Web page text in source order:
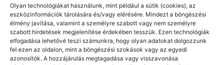
Olyan technológiákat használunk, mint például a sütik (cookies), az
eszközinformációk tárolására és/vagy elérésére. Mindezt a böngészési
élmény javítása, valamint a személyre szabott vagy nem személyre
szabott hirdetések megjelenítése érdekében tesszük. Ezen technológiák
elfogadása lehetővé teszi számunkra, hogy olyan adatokat dolgozzunk
fel ezen az oldalon, mint a böngészési szokások vagy az egyedi
azonosítók. A hozzájárulás megtagadása vagy visszavonása
Sok éve a szegedi piac meghatározó szereplői vagyunk.
Nem egy arctalan webshop vagyunk: ha kérdésed van, élő
ember veszi fel a telefont, és személyesen is megtalálsz
minket Szegeden.